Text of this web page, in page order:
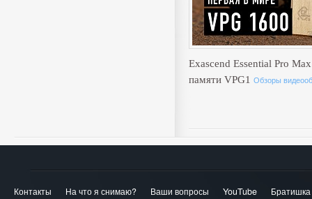
Exascend Essential Pro
памяти VPG1 Обзоры
Контакты На что я снимаю? Ваши вопросы YouTube